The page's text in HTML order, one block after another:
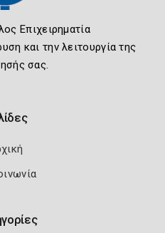
Επιχειρηματία
και την λειτουργία της
σας.